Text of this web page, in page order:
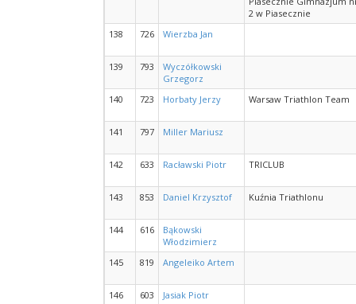
2 w Piasecznie
138
726 Wierzba Jan
139 793
Wyczółkowski
Grzegorz
140
723 Horbaty Jerzy Warsaw Triathlon Team
141 797 Miller Mariusz
142 633 Racławski Piotr TRICLUB
143 853 Daniel Krzysztof Kuźnia Triathlonu
144 616
Bąkowski
Włodzimierz
145
819 Angeleiko Artem
146 603 Jasiak Piotr